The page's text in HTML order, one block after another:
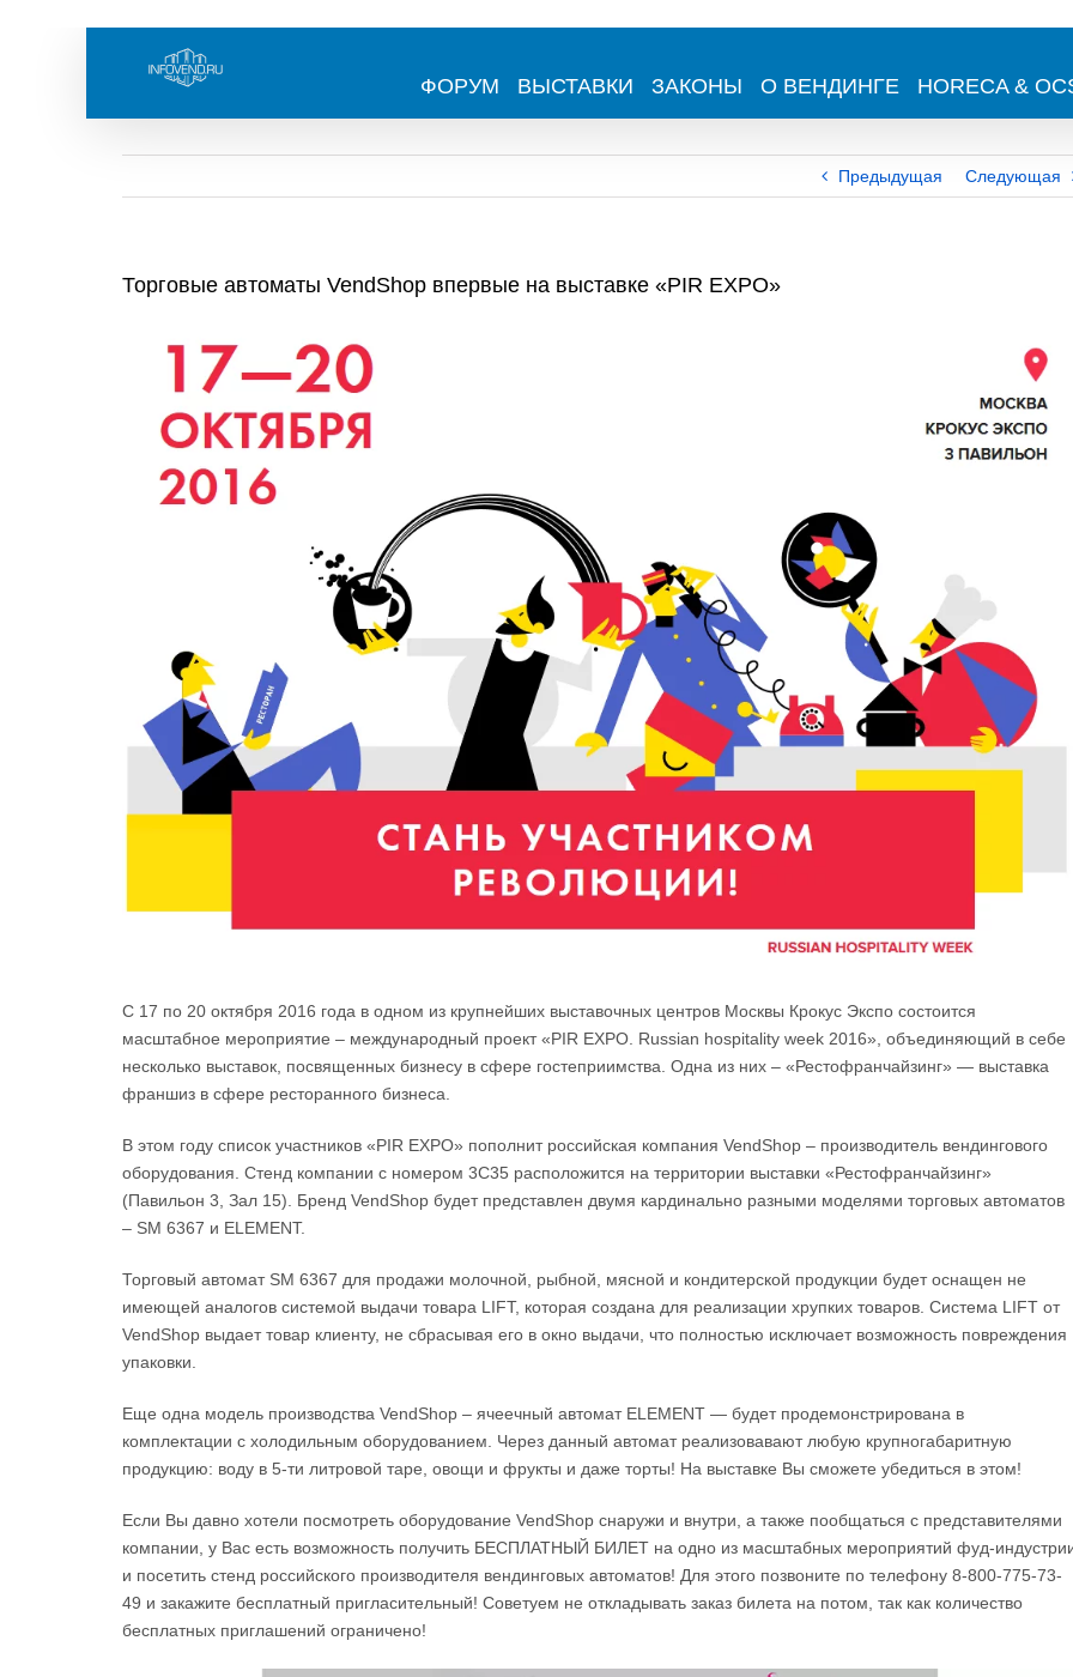
content
ФОРУМ ВЫСТАВКИ ЗАКОНЫ О ВЕНДИНГЕ HORECA &
Предыдущая Следующая
Торговые автоматы VendShop впервые на выставке «PIR EXPO»
Larger
С 17 по 20 октября 2016 года в одном из крупнейших выставочных центров Москвы Крокус Экспо состоится
масштабное мероприятие – международный проект «PIR EXPO. Russian hospitality week 2016», объединяющий в себе
несколько выставок, посвященных бизнесу в сфере гостеприимства. Одна из них – «Рестофранчайзинг» — выставка
франшиз в сфере ресторанного бизнеса.
В этом году список участников «PIR EXPO» пополнит российская компания VendShop – производитель вендингового
оборудования. Стенд компании с номером 3С35 расположится на территории выставки «Рестофранчайзинг»
(Павильон 3, Зал 15). Бренд VendShop будет представлен двумя кардинально разными моделями торговых автоматов
– SM 6367 и ELEMENT.
Торговый автомат SM 6367 для продажи молочной, рыбной, мясной и кондитерской продукции будет оснащен не
имеющей аналогов системой выдачи товара LIFT, которая создана для реализации хрупких товаров. Система LIFT от
VendShop выдает товар клиенту, не сбрасывая его в окно выдачи, что полностью исключает возможность повреждения
упаковки.
Еще одна модель производства VendShop – ячеечный автомат ELEMENT — будет продемонстрирована в
комплектации с холодильным оборудованием. Через данный автомат реализовавают любую крупногабаритную
продукцию: воду в 5-ти литровой таре, овощи и фрукты и даже торты! На выставке Вы сможете убедиться в этом!
Если Вы давно хотели посмотреть оборудование VendShop снаружи и внутри, а также пообщаться с представителями
компании, у Вас есть возможность получить БЕСПЛАТНЫЙ БИЛЕТ на одно из масштабных мероприятий фуд-
и посетить стенд российского производителя вендинговых автоматов! Для этого позвоните по телефону 8-800-775-73-
49 и закажите бесплатный пригласительный! Советуем не откладывать заказ билета на потом, так как количество
бесплатных приглашений ограничено!